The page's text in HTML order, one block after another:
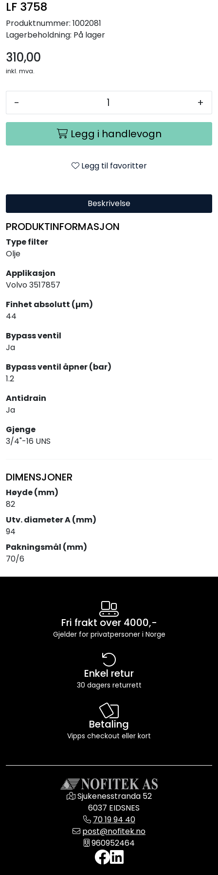
LF 3758
Produktnummer: 1002081
Lagerbeholdning: På lager
310,00
inkl. mva.
- +
Legg i handlevogn
Legg til favoritter
Beskrivelse
PRODUKTINFORMASJON
Type filter
Olje
Applikasjon
Volvo 3517857
Finhet absolutt (µm)
44
Bypass ventil
Ja
Bypass ventil åpner (bar)
1.2
Antidrain
Ja
Gjenge
3/4"-16 UNS
DIMENSJONER
Høyde (mm)
82
Utv. diameter A (mm)
94
Pakningsmål (mm)
70/6
Fri frakt over 4000,-
Gjelder for privatpersoner i Norge
Enkel retur
30 dagers returrett
Betaling
Vipps checkout eller kort
Sjukenesstranda 52
6037 EIDSNES
70 19 94 40
post@nofitek.no
960952464